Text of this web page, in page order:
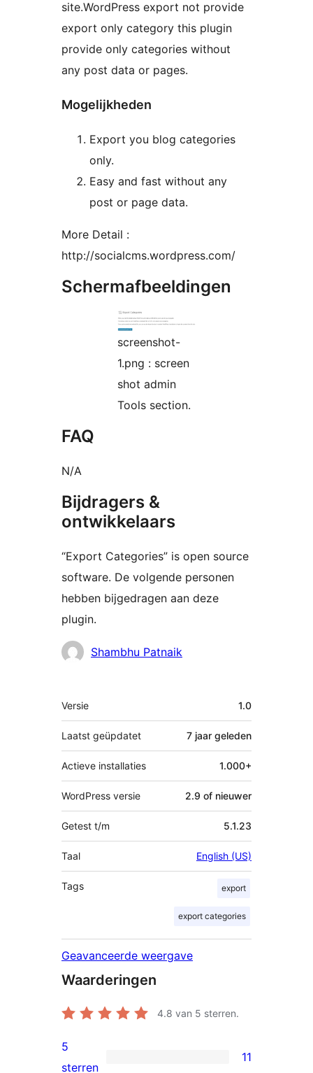
site.WordPress export not provide
export only category this plugin
provide only categories without
any post data or pages.
Mogelijkheden
Export you blog categories
only.
Easy and fast without any
post or page data.
More Detail :
http://socialcms.wordpress.com/
Schermafbeeldingen
screenshot-
1.png : screen
shot admin
Tools section.
FAQ
N/A
Bijdragers &
ontwikkelaars
“Export Categories” is open source
software. De volgende personen
hebben bijgedragen aan deze
plugin.
BijdragersShambhu Patnaik
Meta
Versie 1.0
Laatst geüpdatet 7 jaar geleden
Actieve installaties 1.000+
WordPress versie 2.9 of nieuwer
Getest t/m 5.1.23
Taal English (US)
Tags export
export categories
Geavanceerde weergave
Waarderingen
4.8 van 5 sterren.
11
5
sterren
11